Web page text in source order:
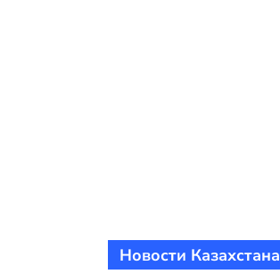
Новости Казахстана